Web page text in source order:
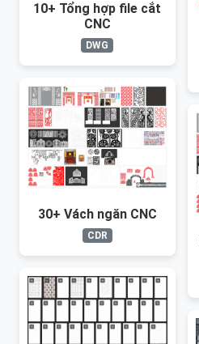
10+ Tổng hợp file cắt
CNC
DWG
30+ Vách ngăn CNC
CDR